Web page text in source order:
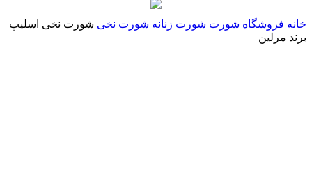
خانه فروشگاه شورت شورت زنانه شورت نخی شورت نخی اسلیپ
برند مرلین